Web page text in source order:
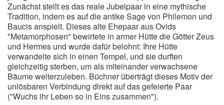
Zunächst stellt es das reale Jubelpaar in eine mythische
Tradition, indem es auf die antike Sage von Philemon und
Baucis anspielt. Dieses alte Ehepaar aus Ovids
"Metamorphosen" bewirtete in armer Hütte die Götter Zeus
und Hermes und wurde dafür belohnt: Ihre Hütte
verwandelte sich in einen Tempel, und sie durften
gleichzeitig sterben, um als miteinander verwachsene
Bäume weiterzuleben. Büchner überträgt dieses Motiv der
unlösbaren Verbindung direkt auf das gefeierte Paar
("Wuchs ihr Leben so in Eins zusammen").